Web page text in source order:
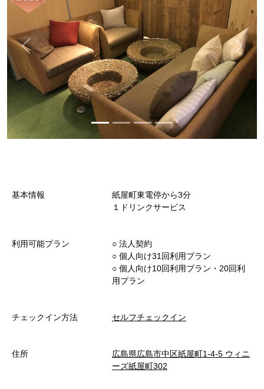
基本情報
紙屋町東電停から3分
１ドリンクサービス
利用可能プラン
○︎ 法人契約
○︎ 個人向け31回利用プラン
○︎ 個人向け10回利用プラン・20回利
用プラン
チェックイン方法 セルフチェックイン
住所
広島県広島市中区紙屋町1-4-5 ウィニ
ーズ紙屋町302